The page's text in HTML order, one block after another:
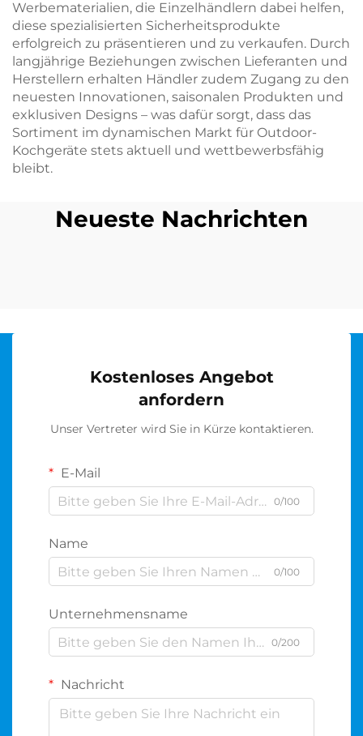
Werbematerialien, die Einzelhändlern dabei helfen,
diese spezialisierten Sicherheitsprodukte
erfolgreich zu präsentieren und zu verkaufen. Durch
langjährige Beziehungen zwischen Lieferanten und
Herstellern erhalten Händler zudem Zugang zu den
neuesten Innovationen, saisonalen Produkten und
exklusiven Designs – was dafür sorgt, dass das
Sortiment im dynamischen Markt für Outdoor-
Kochgeräte stets aktuell und wettbewerbsfähig
bleibt.
Neueste Nachrichten
Kostenloses Angebot
anfordern
Unser Vertreter wird Sie in Kürze kontaktieren.
E-Mail
0/100
Name
0/100
Unternehmensname
0/200
Nachricht